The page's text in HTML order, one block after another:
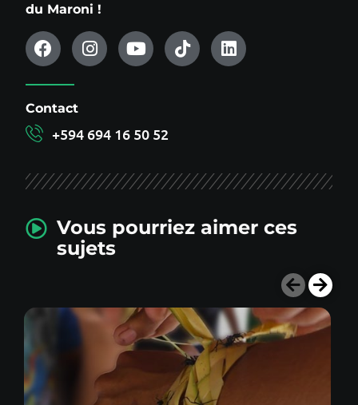
du Maroni !
Contact
+594 694 16 50 52
Vous pourriez aimer ces
sujets